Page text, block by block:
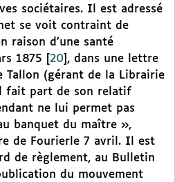
sociétaires. Il est adressé
se voit contraint de
raison d’une santé
1875
20 , dans une lettre
Tallon (gérant de la Librairie
fait part de son relatif
ne lui permet pas
banquet du maître »,
de Fourierle 7 avril. Il est
de règlement, au Bulletin
du mouvement